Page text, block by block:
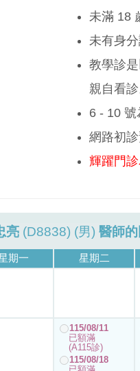
未滿 18
未有身
教學診
親自看診
6 - 10 號
網路初
輝躍門